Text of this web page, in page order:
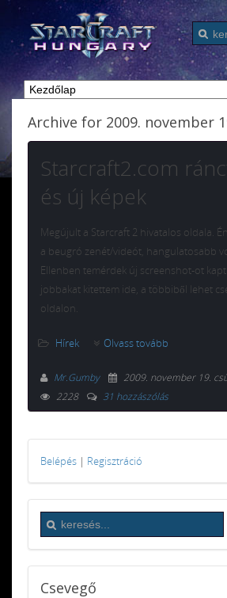
Archive for 2009. november
Starcraft2.com
és új képek
Megújult a Starcraft 2 hivatalos oldala.
a beugró zenét/videót, hangulatosabb
Ellenben temérdek új screenshot-ot
jobbakat kitettem ide, a többiből lehet
oldalon.
Hírek Olvass tovább
Mr.Gumby 2009. november 19.
2228
31 hozzászólás
Belépés | Regisztráció
Csevegő